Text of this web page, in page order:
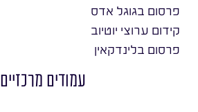
פרסום בגוגל אדס
קידום ערוצי יוטיוב
פרסום בלינדקאין
עמודים מרכזיים